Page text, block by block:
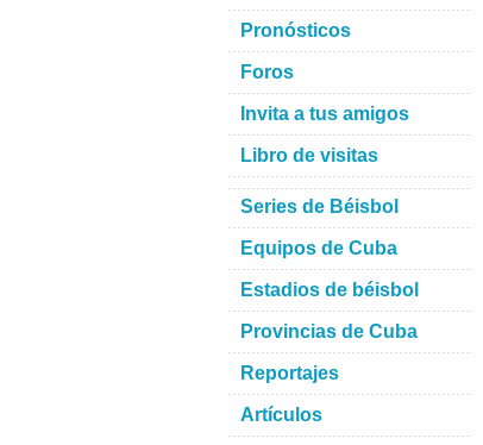
Pronósticos
Foros
Invita a tus amigos
Libro de visitas
Series de Béisbol
Equipos de Cuba
Estadios de béisbol
Provincias de Cuba
Reportajes
Artículos